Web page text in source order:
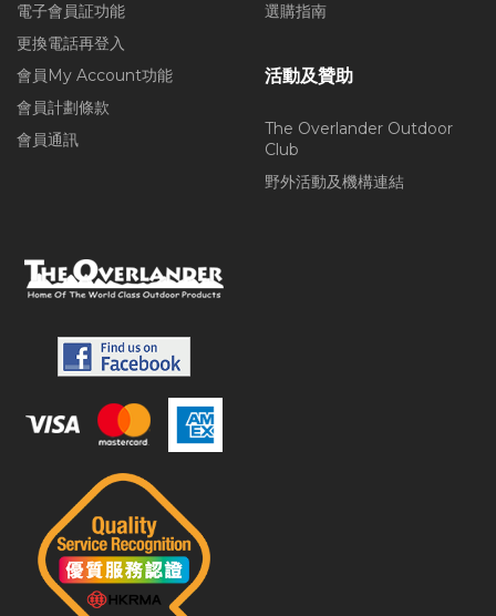
電子會員証功能
更換電話再登入
會員My Account功能
會員計劃條款
會員通訊
選購指南
活動及贊助
The Overlander Outdoor
Club
野外活動及機構連結